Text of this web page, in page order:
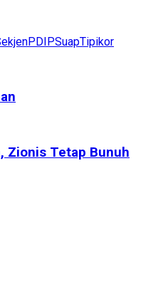
SuapTipikor
Zionis Tetap Bunuh